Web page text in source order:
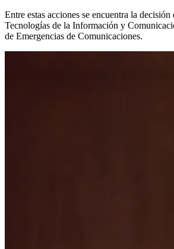
Entre estas acciones se encuentra la
Tecnologías de la Información y
de Emergencias de Comunicaciones.